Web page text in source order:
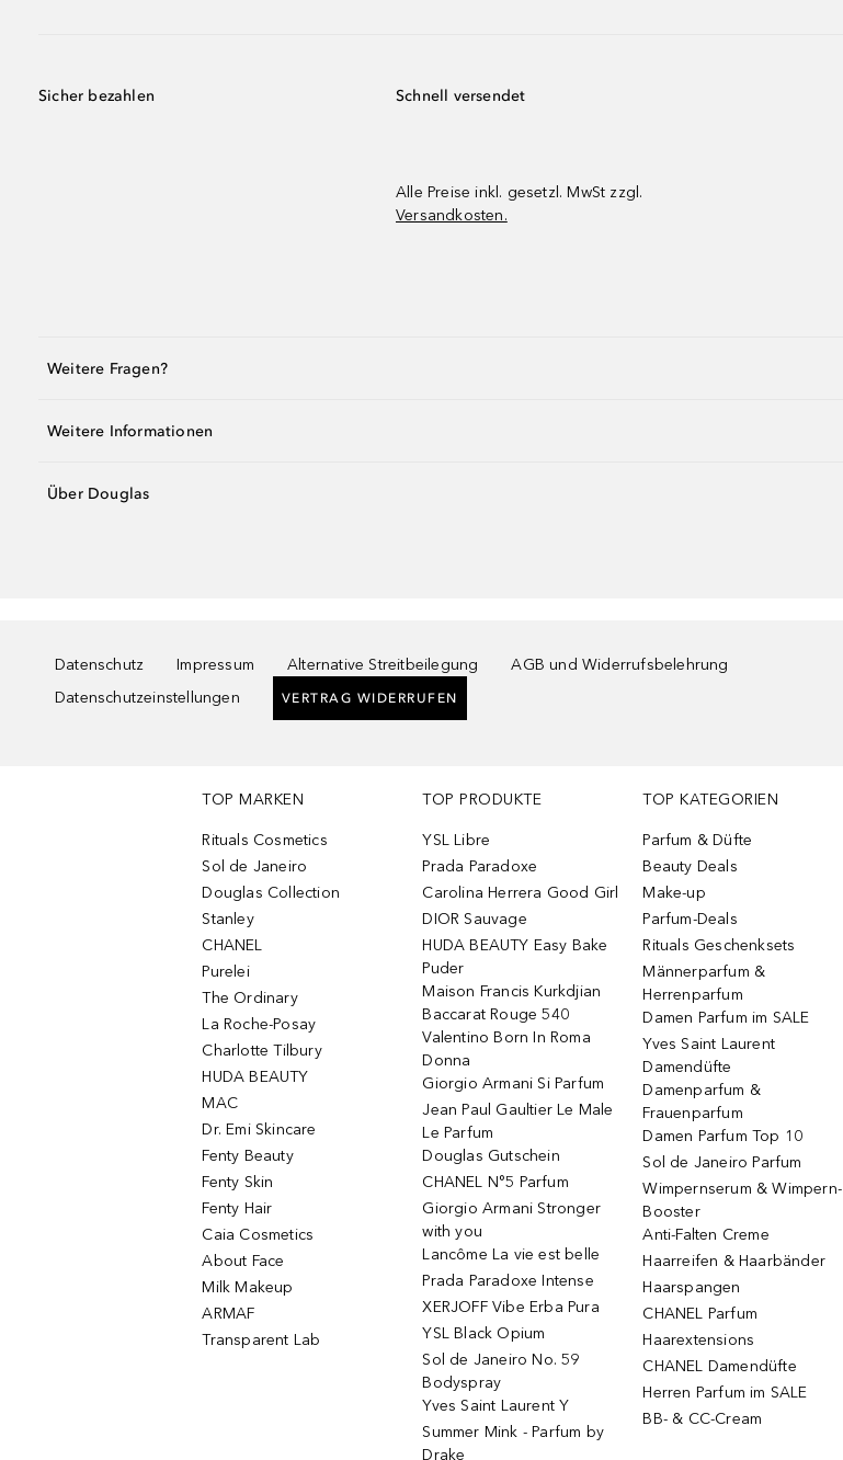
Sicher bezahlen Schnell versendet
Alle Preise inkl. gesetzl. MwSt zzgl.
Versandkosten.
Weitere Fragen?
Weitere Informationen
Über Douglas
Datenschutz Impressum Alternative Streitbeilegung
AGB und Widerrufsbelehrung
Datenschutzeinstellungen
VERTRAG WIDERRUFEN
TOP MARKEN
Rituals Cosmetics
Sol de Janeiro
Douglas Collection
Stanley
CHANEL
Purelei
The Ordinary
La Roche-Posay
Charlotte Tilbury
HUDA BEAUTY
MAC
Dr. Emi Skincare
Fenty Beauty
Fenty Skin
Fenty Hair
Caia Cosmetics
About Face
Milk Makeup
ARMAF
Transparent Lab
TOP PRODUKTE
YSL Libre
Prada Paradoxe
Carolina Herrera Good Girl
DIOR Sauvage
HUDA BEAUTY Easy Bake
Puder
Maison Francis Kurkdjian
Baccarat Rouge 540
Valentino Born In Roma
Donna
Giorgio Armani Si Parfum
Jean Paul Gaultier Le Male
Le Parfum
Douglas Gutschein
CHANEL N°5 Parfum
Giorgio Armani Stronger
with you
Lancôme La vie est belle
Prada Paradoxe Intense
XERJOFF Vibe Erba Pura
YSL Black Opium
Sol de Janeiro No. 59
Bodyspray
Yves Saint Laurent Y
Summer Mink - Parfum by
Drake
TOP KATEGORIEN
Parfum & Düfte
Beauty Deals
Make-up
Parfum-Deals
Rituals Geschenksets
Männerparfum &
Herrenparfum
Damen Parfum im SALE
Yves Saint Laurent
Damendüfte
Damenparfum &
Frauenparfum
Damen Parfum Top 10
Sol de Janeiro Parfum
Wimpernserum & Wimpern-
Booster
Anti-Falten Creme
Haarreifen & Haarbänder
Haarspangen
CHANEL Parfum
Haarextensions
CHANEL Damendüfte
Herren Parfum im SALE
BB- & CC-Cream